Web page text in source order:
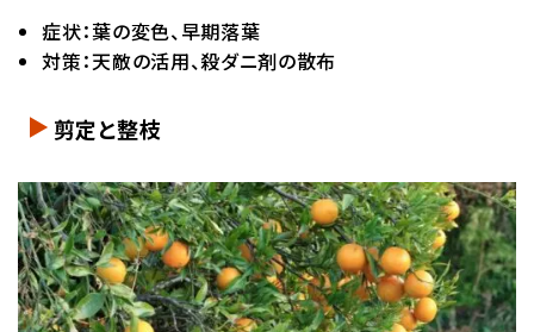
症状：葉の変色、早期落葉
対策：天敵の活用、殺ダニ剤の散布
剪定と整枝